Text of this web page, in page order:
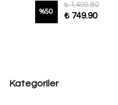
%50
₺ 1,499.80
₺ 749.90
Kategoriler